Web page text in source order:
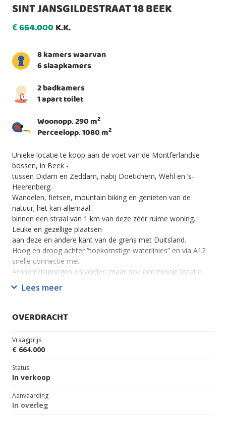
SINT JANSGILDESTRAAT 18 BEEK
€664.000K.K.
8 kamers waarvan
6 slaapkamers
2 badkamers
1 apart toilet
Woonopp. 290 m2
Perceelopp. 1080 m2
Unieke locatie te koop aan de voet van de Montferlandse
bossen, in Beek -
tussen Didam en Zeddam, nabij Doetichem, Wehl en ’s-
Heerenberg.
Wandelen, fietsen, mountain biking en genieten van de
natuur; het kan allemaal
binnen een straal van 1 km van deze zéér ruime woning.
Leuke en gezellige plaatsen
aan deze en andere kant van de grens met Duitsland.
Hoog en droog achter “toekomstige waterlinies” en via A12
snelle connectie met
Arnhem/Nijmegen en verder, maar ook een mooie locatie
om vanuit huis te werken.
De woning biedt een scala aan mogelijkheden: een gezin met
grootouders, voordeurdelers, kantoor aan huis
? Entree via inrit noordzijde van de woning
? Grote multifunctionele kamer, geschikt voor
kantoor/bibliotheek/lesruimte
? Tuinhal met toiletruimte + fonteintje
? Ruime keuken met groot AGA fornuis
? Grote woonkamer met uitzicht op Montferlandse bossen en
Lees meer
OVERDRACHT
Vraagprijs
€ 664.000
Status
In verkoop
Aanvaarding
In overleg